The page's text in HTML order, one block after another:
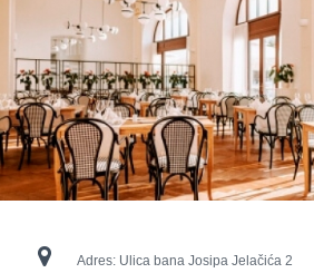
Adres: Ulica bana Josipa Jelačića 2